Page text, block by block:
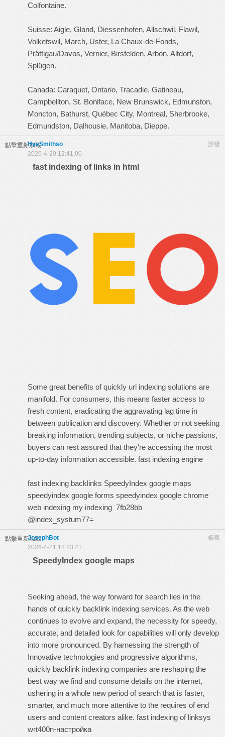
Colfontaine.
Suisse: Aigle, Gland, Diessenhofen, Allschwil, Flawil,
Volketswil, March, Uster, La Chaux-de-Fonds,
Prättigau/Davos, Vernier, Birsfelden, Arbon, Altdorf,
Splügen.
Canada: Caraquet, Ontario, Tracadie, Gatineau,
Campbellton, St. Boniface, New Brunswick, Edmunston,
Moncton, Bathurst, Québec City, Montreal, Sherbrooke,
Edmundston, Dalhousie, Manitoba, Dieppe.
點擊重新加載 沙發
HyeSmithso
2026-4-20 12:41:00
fast indexing of links in html
Some great benefits of quickly url indexing solutions are
manifold. For consumers, this means faster access to
fresh content, eradicating the aggravating lag time in
between publication and discovery. Whether or not seeking
breaking information, trending subjects, or niche passions,
buyers can rest assured that they're accessing the most
up-to-day information accessible. fast indexing engine
fast indexing backlinks SpeedyIndex google maps
speedyindex google forms speedyindex google chrome
web indexing my indexing 7fb28bb
@index_systum77=
點擊重新加載 板凳
JosephBot
2026-4-21 18:23:41
SpeedyIndex google maps
Seeking ahead, the way forward for search lies in the
hands of quickly backlink indexing services. As the web
continues to evolve and expand, the necessity for speedy,
accurate, and detailed look for capabilities will only develop
into more pronounced. By harnessing the strength of
Innovative technologies and progressive algorithms,
quickly backlink indexing companies are reshaping the
best way we find and consume details on the internet,
ushering in a whole new period of search that is faster,
smarter, and much more attentive to the requires of end
users and content creators alike. fast indexing of linksys
wrt400n-настройка